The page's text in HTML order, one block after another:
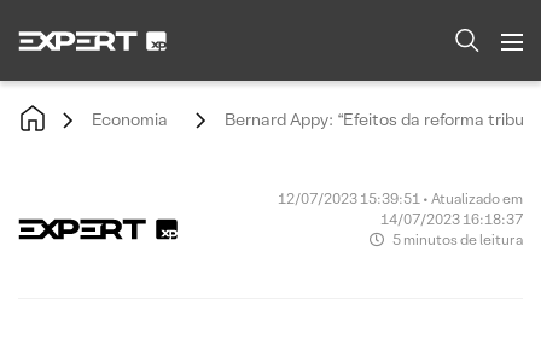
Economia Bernard Appy: “Efeitos da reforma
12/07/2023 15:39:51 • Atualizado em
14/07/2023 16:18:37
5 minutos de leitura